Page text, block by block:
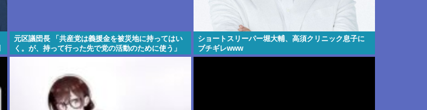
元区議団長 「共産党は義援金を被災地に持ってはい
く。が、持って行った先で党の活動のために使う」
ショートスリーパー堀大輔、高須クリニック息子に
ブチギレwww